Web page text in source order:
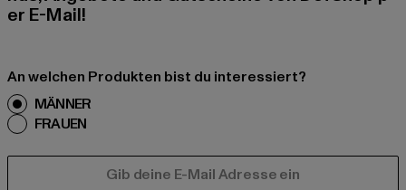
er E-Mail!
An welchen Produkten bist du interessiert?
MÄNNER
FRAUEN